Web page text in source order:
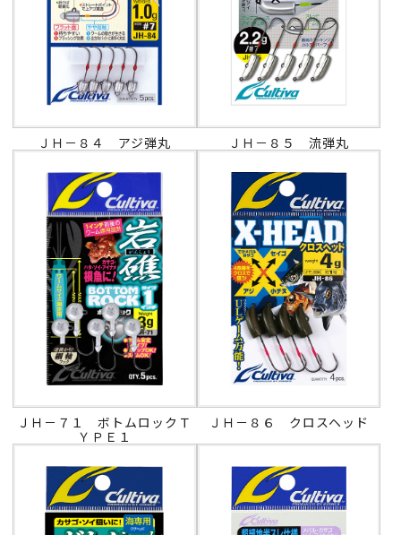
ＪＨ－８４ アジ弾丸 ＪＨ－８５ 流弾丸
ＪＨ－７１ ボトムロックＴ
ＹＰＥ１
ＪＨ－８６ クロスヘッド